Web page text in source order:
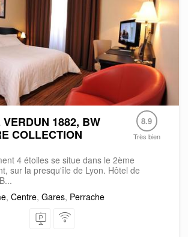
1882, BW
COLLECTION
8.9
Très bien
4 étoiles se situe dans le 2ème
sur la presqu'île de Lyon. Hôtel de
, Centre, Gares, Perrache